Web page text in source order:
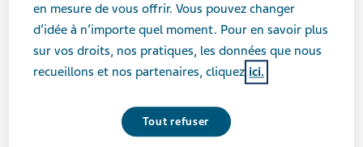
en mesure de vous offrir. Vous pouvez changer
d’idée à n’importe quel moment. Pour en savoir plus
sur vos droits, nos pratiques, les données que nous
recueillons et nos partenaires, cliquez ici.
Tout refuser